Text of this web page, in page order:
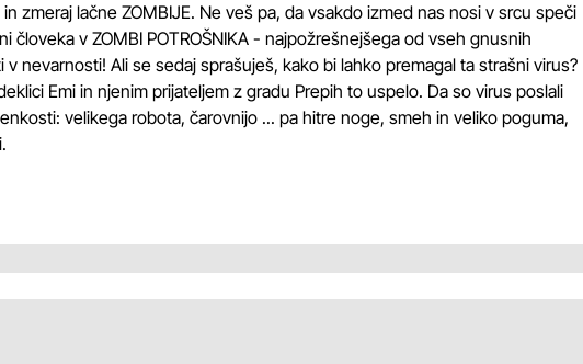
zmeraj lačne ZOMBIJE. Ne veš pa, da vsakdo izmed nas nosi v srcu speči
človeka v ZOMBI POTROŠNIKA - najpožrešnejšega od vseh gnusnih
nevarnosti! Ali se sedaj sprašuješ, kako bi lahko premagal ta strašni virus?
Emi in njenim prijateljem z gradu Prepih to uspelo. Da so virus poslali
velikega robota, čarovnijo ... pa hitre noge, smeh in veliko poguma,